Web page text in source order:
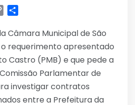
Copy
Câmara Municipal de São
o requerimento apresentado
Castro (PMB) e que pede a
Parlamentar de
investigar contratos
entre a Prefeitura da